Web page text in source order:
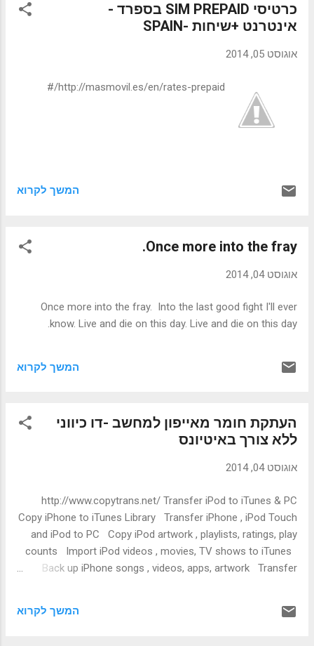
כרטיסי SIM PREPAID בספרד -
אינטרנט +שיחות -SPAIN
אוגוסט 05, 2014
http://masmovil.es/en/rates-prepaid/#
המשך לקרוא
Once more into the fray.
אוגוסט 04, 2014
Once more into the fray. Into the last good fight I'll ever
know. Live and die on this day. Live and die on this day.
המשך לקרוא
העתקת חומר מאייפון למחשב -דו כיווני
ללא צורך באיטיונס
אוגוסט 04, 2014
http://www.copytrans.net/ Transfer iPod to iTunes & PC
Copy iPhone to iTunes Library Transfer iPhone , iPod Touch
and iPod to PC Copy iPod artwork , playlists, ratings, play
counts Import iPod videos , movies, TV shows to iTunes
Back up iPhone songs , videos, apps, artwork Transfer
videos, apps Copy iPod to iTunes with only one single click
המשך לקרוא